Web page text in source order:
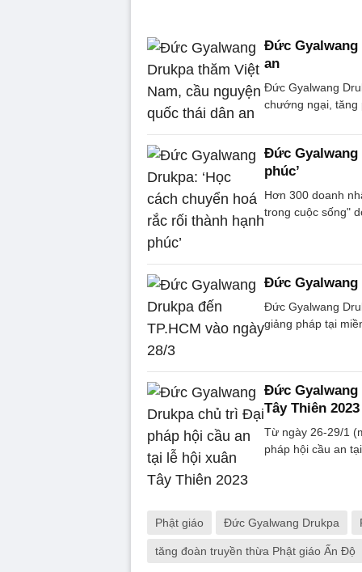
Đức Gyalwang
an
Đức Gyalwang
chướng ngại, tăng
Đức Gyalwang
phúc’
Hơn 300 doanh
trong cuộc sống"
Đức Gyalwang
Đức Gyalwang
giảng pháp tại
Đức Gyalwang
Tây Thiên 2023
Từ ngày 26-29/1
pháp hội cầu an
Phật giáo Đức Gyalwang Drukpa
tăng đoàn truyền thừa Phật giáo Ấn Độ